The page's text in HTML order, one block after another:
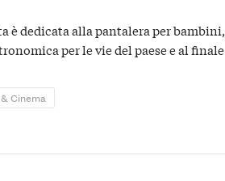
è dedicata alla pantalera per bambini,
per le vie del paese e al finale
Cinema